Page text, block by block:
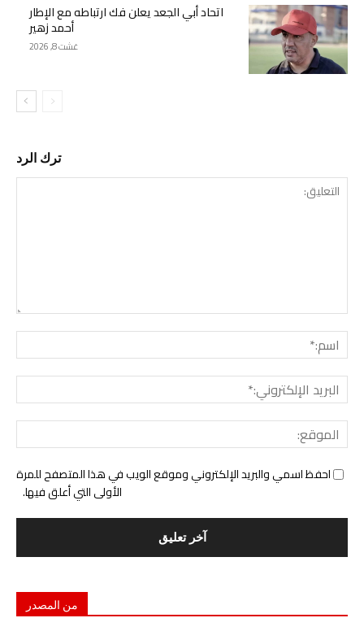
اتحاد أبي الجعد يعلن فك ارتباطه مع الإطار
أحمد زهير
غشت 8, 2026
ترك الرد
احفظ اسمي والبريد الإلكتروني وموقع الويب في هذا المتصفح للمرة
الأولى التي أعلق فيها.
من المصدر